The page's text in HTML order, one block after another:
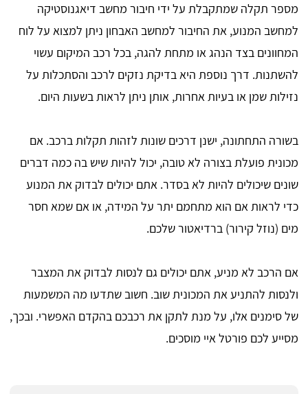
מספר תקלה שמתקבלת על ידי חיבור מחשב דיאגנוסטיקה
למחשב המנוע, את החיבור למחשב האבחון ניתן למצוא על לוח
המחוונים בצד הנהג או מתחת להגה, בכל רכב המיקום עשוי
להשתנות. דרך נוספת היא בדיקת נזקים לרכב והסתכלות על
נזילות שמן או בעיות אחרות, אותן ניתן לראות בשעות היום.
בשורה התחתונה, ישנן דרכים שונות לזהות תקלות ברכב. אם
מכונית פועלת בצורה לא טובה, יכול להיות שיש בה כמה דברים
שונים שיכולים להיות לא בסדר. אתם יכולים לבדוק את המנוע
כדי לראות אם הוא מתחמם יתר על המידה, או אם שמא חסר
מים (נוזל קירור) ברדיאטור שלכם.
אם הרכב לא מניע, אתם יכולים גם לנסות לבדוק את המצבר
ולנסות להתניע את המכונית שוב. חשוב שתדעו מה המשמעות
של סימנים אלו, על מנת לתקן את רכבכם בהקדם האפשרי. ובכך,
מסייע לכם פורטל איי מוסכים.